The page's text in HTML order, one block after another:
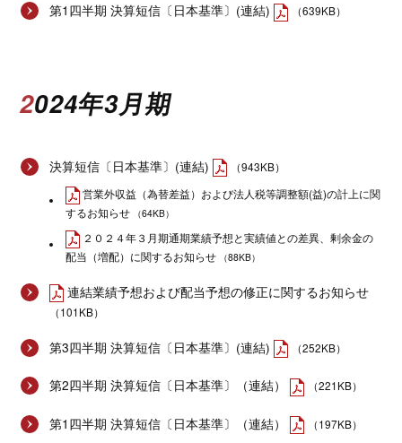
第1四半期 決算短信〔日本基準〕(連結) （639KB）
2024年3月期
決算短信〔日本基準〕(連結)
（943KB）
営業外収益（為替差益）および法人税等調整額(益)の計上に関
するお知らせ
（64KB）
２０２４年３月期通期業績予想と実績値との差異、剰余金の
配当（増配）に関するお知らせ
（88KB）
連結業績予想および配当予想の修正に関するお知らせ
（101KB）
第3四半期 決算短信〔日本基準〕(連結) （252KB）
第2四半期 決算短信〔日本基準〕（連結） （221KB）
第1四半期 決算短信〔日本基準〕（連結） （197KB）